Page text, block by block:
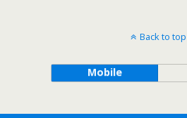
Back to top
Mobile